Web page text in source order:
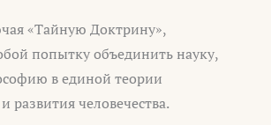
«Тайную Доктрину»,
попытку объединить науку,
в единой теории
развития человечества.